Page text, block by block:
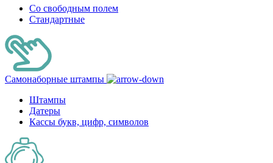
Со свободным полем
Стандартные
Самонаборные штампы
Штампы
Датеры
Кассы букв, цифр, символов